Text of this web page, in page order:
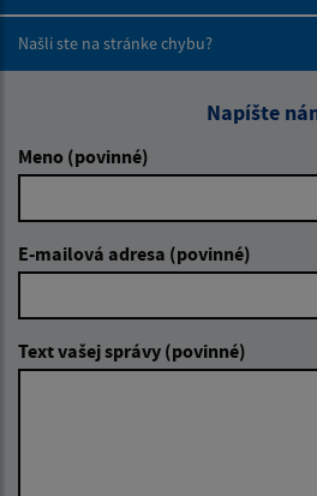
Našli ste na stránke chybu?
Napíšte
Meno (povinné)
E-mailová adresa (povinné)
Text vašej správy (povinné)